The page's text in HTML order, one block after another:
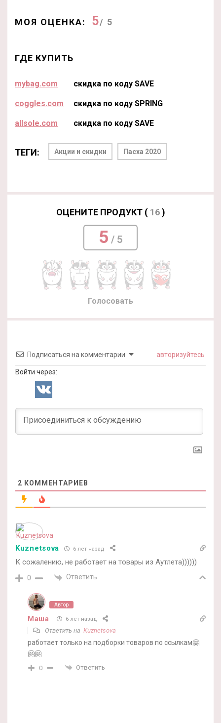
МОЯ ОЦЕНКА: 5/ 5
ГДЕ КУПИТЬ
mybag.com скидка по коду SAVE
coggles.com скидка по коду SPRING
allsole.com скидка по коду SAVE
ТЕГИ: Акции и скидки Пасха 2020
ОЦЕНИТЕ ПРОДУКТ ( 16)
5 / 5
Голосовать
Подписаться на комментарии авторизуйтесь
Войти через:
2 КОММЕНТАРИЕВ
Kuznetsova 6 лет назад
К сожалению, не работает на товары из Аутлета))))))
0 Ответить
Автор
Маша 6 лет назад
Ответить на Kuznetsova
работает только на подборки товаров по ссылкам🤗
🤗🤗
0 Ответить